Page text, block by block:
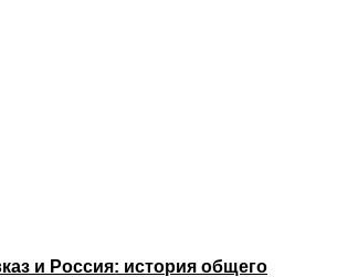
и Россия: история общего